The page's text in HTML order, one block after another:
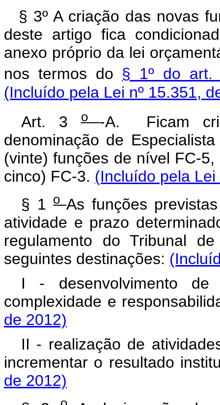
§ 3º A criação das novas
deste artigo fica
anexo próprio da lei
nos termos do § 1º do art.
(Incluído pela Lei nº 15.351,
Art. 3o -A. Ficam
denominação de
(vinte) funções de nível FC-
cinco) FC-3. (Incluído pela
§ 1o As funções
atividade e prazo
regulamento do Tribunal
seguintes destinações:
I - desenvolvimento
complexidade e
de 2012)
II - realização de
incrementar o resultado
de 2012)